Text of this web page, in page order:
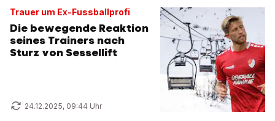
Trauer um Ex-Fussballprofi
Die bewegende Reaktion
seines Trainers nach
Sturz von Sessellift
24.12.2025, 09:44 Uhr